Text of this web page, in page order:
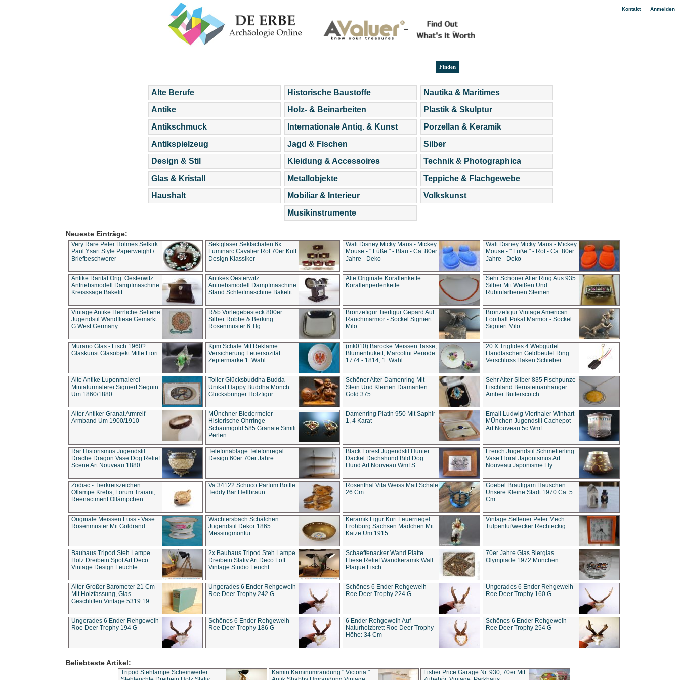
Kontakt| Anmelden
Alte Berufe
Antike
Antikschmuck
Antikspielzeug
Design & Stil
Glas & Kristall
Haushalt
Historische Baustoffe
Holz- & Beinarbeiten
Internationale Antiq. & Kunst
Jagd & Fischen
Kleidung & Accessoires
Metallobjekte
Mobiliar & Interieur
Musikinstrumente
Nautika & Maritimes
Plastik & Skulptur
Porzellan & Keramik
Silber
Technik & Photographica
Teppiche & Flachgewebe
Volkskunst
Neueste Einträge:
Very Rare Peter Holmes Selkirk
Paul Ysart Style Paperweight /
Briefbeschwerer
Sektgläser Sektschalen 6x
Luminarc Cavalier Rot 70er Kult
Design Klassiker
Walt Disney Micky Maus - Mickey
Mouse - " Füße " - Blau - Ca. 80er
Jahre - Deko
Walt Disney Micky Maus - Mickey
Mouse - " Füße " - Rot - Ca. 80er
Jahre - Deko
Antike Rarität Orig. Oesterwitz
Antriebsmodell Dampfmaschine
Kreisssäge Bakelit
Antikes Oesterwitz
Antriebsmodell Dampfmaschine
Stand Schleifmaschine Bakelit
Alte Originale Korallenkette
Korallenperlenkette
Sehr Schöner Alter Ring Aus 935
Silber Mit Weißen Und
Rubinfarbenen Steinen
Vintage Antike Herrliche Seltene
Jugendstil Wandfliese Gemarkt
G West Germany
R&b Vorlegebesteck 800er
Silber Robbe & Berking
Rosenmuster 6 Tlg.
Bronzefigur Tierfigur Gepard Auf
Rauchmarmor - Sockel Signiert
Milo
Bronzefigur Vintage American
Football Pokal Marmor - Sockel
Signiert Milo
Murano Glas - Fisch 1960?
Glaskunst Glasobjekt Mille Fiori
Kpm Schale Mit Reklame
Versicherung Feuersozität
Zeptermarke 1. Wahl
(mk010) Barocke Meissen Tasse,
Blumenbukett, Marcolini Periode
1774 - 1814, 1. Wahl
20 X Triglides 4 Webgürtel
Handtaschen Geldbeutel Ring
Verschluss Haken Schieber
Alte Antike Lupenmalerei
Miniaturmalerei Signiert Seguin
Um 1860/1880
Toller Glücksbuddha Budda
Unikat Happy Buddha Mönch
Glücksbringer Holzfigur
Schöner Alter Damenring Mit
Stein Und Kleinen Diamanten
Gold 375
Sehr Alter Silber 835 Fischpunze
Fischland Bernsteinanhänger
Amber Butterscotch
Alter Antiker Granat Armreif
Armband Um 1900/1910
MÜnchner Biedermeier
Historische Ohrringe
Schaumgold 585 Granate Simili
Perlen
Damenring Platin 950 Mit Saphir
1, 4 Karat
Email Ludwig Vierthaler Winhart
MÜnchen Jugendstil Cachepot
Art Nouveau 5c Wmf
Rar Historismus Jugendstil
Drache Dragon Vase Dog Relief
Scene Art Nouveau 1880
Telefonablage Telefonregal
Design 60er 70er Jahre
Black Forest Jugendstil Hunter
Dackel Dachshund Bild Dog
Hund Art Nouveau Wmf S
French Jugendstil Schmetterling
Vase Floral Japonismus Art
Nouveau Japonisme Fly
Zodiac - Tierkreiszeichen
Öllampe Krebs, Forum Traiani,
Reenactment Öllämpchen
Va 34122 Schuco Parfum Bottle
Teddy Bär Hellbraun
Rosenthal Vita Weiss Matt Schale
26 Cm
Goebel Bräutigam Häuschen
Unsere Kleine Stadt 1970 Ca. 5
Cm
Originale Meissen Fuss - Vase
Rosenmuster Mit Goldrand
Wächtersbach Schälchen
Jugendstil Dekor 1865
Messingmontur
Keramik Figur Kurt Feuerriegel
Frohburg Sachsen Mädchen Mit
Katze Um 1915
Vintage Seltener Peter Mech.
Tulpenfußwecker Rechteckig
Bauhaus Tripod Steh Lampe
Holz Dreibein Spot Art Deco
Vintage Design Leuchte
2x Bauhaus Tripod Steh Lampe
Dreibein Stativ Art Deco Loft
Vintage Studio Leucht
Schaeffenacker Wand Platte
Fliese Relief Wandkeramik Wall
Plaque Fisch
70er Jahre Glas Bierglas
Olympiade 1972 München
Alter Großer Barometer 21 Cm
Mit Holzfassung, Glas
Geschliffen Vintage 5319 19
Ungerades 6 Ender Rehgeweih
Roe Deer Trophy 242 G
Schönes 6 Ender Rehgeweih
Roe Deer Trophy 224 G
Ungerades 6 Ender Rehgeweih
Roe Deer Trophy 160 G
Ungerades 6 Ender Rehgeweih
Roe Deer Trophy 194 G
Schönes 6 Ender Rehgeweih
Roe Deer Trophy 186 G
6 Ender Rehgeweih Auf
Naturholzbrett Roe Deer Trophy
Höhe: 34 Cm
Schönes 6 Ender Rehgeweih
Roe Deer Trophy 254 G
Beliebteste Artikel:
Tripod Stehlampe Scheinwerfer
Kamin Kaminumrandung " Victoria "
Fisher Price Garage Nr. 930, 70er Mit